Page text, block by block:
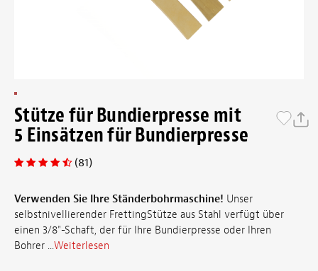
Stütze für Bundierpresse mit
5 Einsätzen für Bundierpresse
(81)
Verwenden Sie Ihre Ständerbohrmaschine! Unser
selbstnivellierender FrettingStütze aus Stahl verfügt über
einen 3/8"-Schaft, der für Ihre Bundierpresse oder Ihren
Bohrer ...Weiterlesen